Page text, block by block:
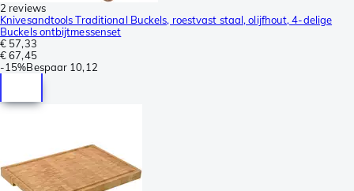
2 reviews
Knivesandtools Traditional Buckels, roestvast staal, olijfhout, 4-delige
Buckels ontbijtmessenset
€ 57,33
€ 67,45
-15%Bespaar 10,12